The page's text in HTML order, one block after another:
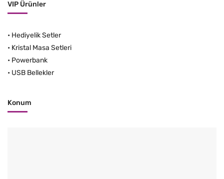
VIP Ürünler
• Hediyelik Setler
• Kristal Masa Setleri
• Powerbank
• USB Bellekler
Konum